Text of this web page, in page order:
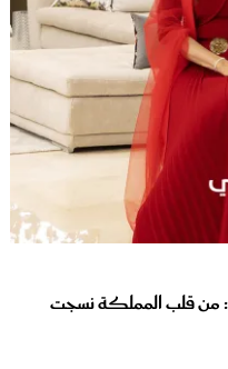
من قلب المملكة نسجت